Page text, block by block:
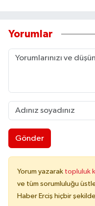
Yorumlar
Gönder
Yorum yazarak topluluk
ve tüm sorumluluğu
Haber Erciş hiçbir